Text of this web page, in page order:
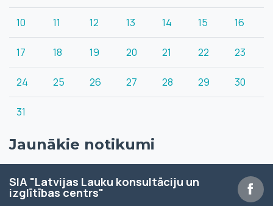
10 11 12 13 14 15 16
17 18 19 20 21 22 23
24 25 26 27 28 29 30
31
Jaunākie notikumi
SIA "Latvijas Lauku konsultāciju un
izglītības centrs"